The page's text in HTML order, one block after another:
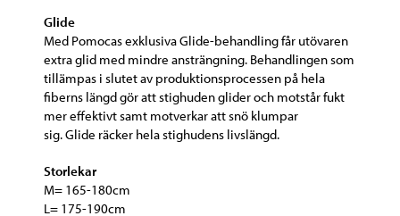
Glide
Med Pomocas exklusiva Glide-behandling får utövaren
extra glid med mindre ansträngning. Behandlingen som
tillämpas i slutet av produktionsprocessen på hela
fiberns längd gör att stighuden glider och motstår fukt
mer effektivt samt motverkar att snö klumpar
sig. Glide räcker hela stighudens livslängd.
Storlekar
M= 165-180cm
L= 175-190cm